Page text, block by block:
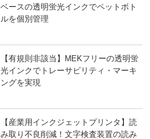
ベースの透明蛍光インクでペットボト
ルを個別管理
【有規則非該当】MEKフリーの透明蛍
光インクでトレーサビリティ・マーキ
ングを実現
【産業用インクジェットプリンタ】読
み取り不良削減！文字検査装置の読み